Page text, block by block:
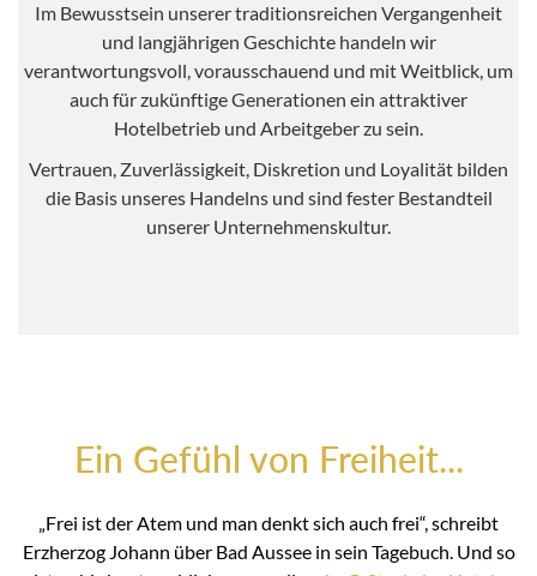
Im Bewusstsein unserer traditionsreichen Vergangenheit
und langjährigen Geschichte handeln wir
verantwortungsvoll, vorausschauend und mit Weitblick, um
auch für zukünftige Generationen ein attraktiver
Hotelbetrieb und Arbeitgeber zu sein.
Vertrauen, Zuverlässigkeit, Diskretion und Loyalität bilden
die Basis unseres Handelns und sind fester Bestandteil
unserer Unternehmenskultur.
Ein Gefühl von Freiheit...
„Frei ist der Atem und man denkt sich auch frei“, schreibt
Erzherzog Johann über Bad Aussee in sein Tagebuch. Und so